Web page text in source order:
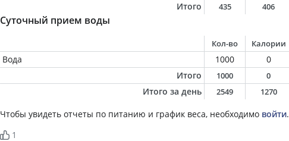
Итого
435 406
Суточный прием воды
Кол-во Калории
Вода 1000 0
Итого
1000 0
Итого за день 2549 1270
Чтобы увидеть отчеты по питанию и график веса, необходимо войти.
1